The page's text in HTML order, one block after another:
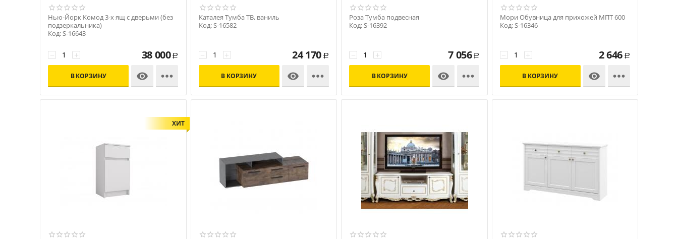
Нью-Йорк Комод 3-х ящ с дверьми (без
подзеркальника)
Код: S-16643
+
− 38 000 Р
В КОРЗИНУ 

Каталея Тумба ТВ, ваниль
Код: S-16582
+
− 24 170 Р
В КОРЗИНУ 

Роза Тумба подвесная
Код: S-16392
+
− 7 056 Р
В КОРЗИНУ 

Мори Обувница для прихожей МПТ 600
Код: S-16346
+
− 2 646 Р
В КОРЗИНУ 

ХИТ